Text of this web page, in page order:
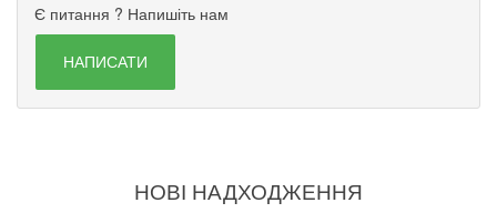
Є питання ? Напишіть нам
НАПИСАТИ
НОВІ НАДХОДЖЕННЯ